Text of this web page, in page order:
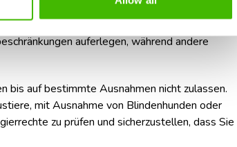
für den Transport von Tieren, entweder
spezifischen Konditionen des jeweiligen
auferlegen, während andere
bis auf bestimmte Ausnahmen nicht zulassen.
mit Ausnahme von Blindenhunden oder
zu prüfen und sicherzustellen, dass Sie